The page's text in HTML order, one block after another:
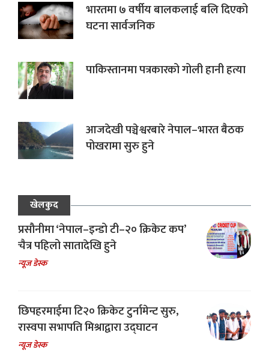
भारतमा ७ वर्षीय बालकलाई बलि दिएको
घटना सार्वजनिक
पाकिस्तानमा पत्रकारको गोली हानी हत्या
आजदेखी पञ्चेश्वरबारे नेपाल–भारत बैठक
पोखरामा सुरु हुने
खेलकुद
प्रसौनीमा ‘नेपाल–इन्डो टी–२० क्रिकेट कप’
चैत्र पहिलो सातादेखि हुने
न्यूज डेस्क
छिपहरमाईमा टि२० क्रिकेट टुर्नामेन्ट सुरु,
रास्वपा सभापति मिश्राद्वारा उद्घाटन
न्यूज डेस्क